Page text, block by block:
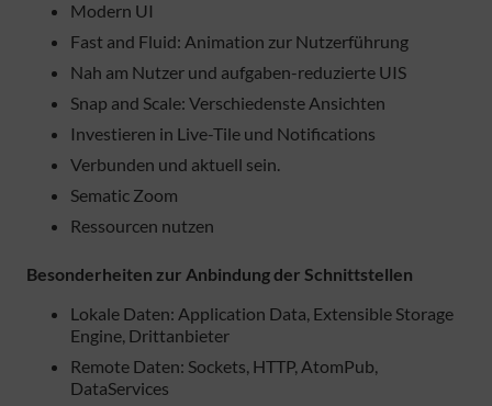
Modern UI
Fast and Fluid: Animation zur Nutzerführung
Nah am Nutzer und aufgaben-reduzierte UIS
Snap and Scale: Verschiedenste Ansichten
Investieren in Live-Tile und Notifications
Verbunden und aktuell sein.
Sematic Zoom
Ressourcen nutzen
Besonderheiten zur Anbindung der Schnittstellen
Lokale Daten: Application Data, Extensible Storage
Engine, Drittanbieter
Remote Daten: Sockets, HTTP, AtomPub,
DataServices